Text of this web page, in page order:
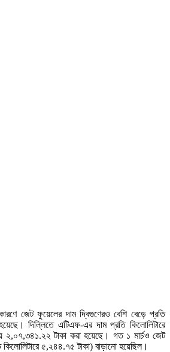
জেট ফুয়েলের দাম দ্বিগুণেরও বেশি বেড়ে প্রতি
দিল্লিতে এটিএফ-এর দাম প্রতি কিলোলিটারে
২,০৭,৩৪১.২২ টাকা করা হয়েছে। গত ১ মার্চও জেট
৫,২৪৪.৭৫ টাকা) বাড়ানো হয়েছিল।